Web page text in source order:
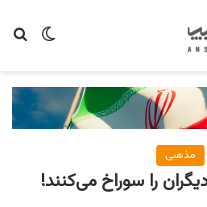
تغییر
مذهبی
را سوراخ می‌کنند!